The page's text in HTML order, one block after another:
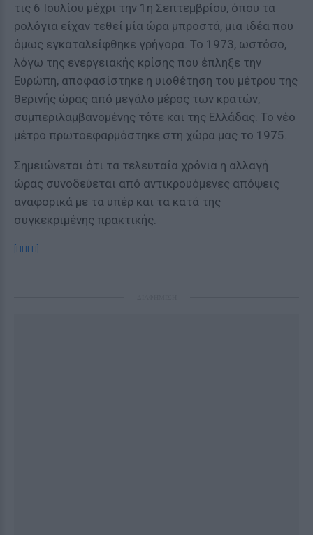
τις 6 Ιουλίου μέχρι την 1η Σεπτεμβρίου, όπου τα
ρολόγια είχαν τεθεί μία ώρα μπροστά, μια ιδέα που
όμως εγκαταλείφθηκε γρήγορα. Το 1973, ωστόσο,
λόγω της ενεργειακής κρίσης που έπληξε την
Ευρώπη, αποφασίστηκε η υιοθέτηση του μέτρου της
θερινής ώρας από μεγάλο μέρος των κρατών,
συμπεριλαμβανομένης τότε και της Ελλάδας. Το νέο
μέτρο πρωτοεφαρμόστηκε στη χώρα μας το 1975.
Σημειώνεται ότι τα τελευταία χρόνια η αλλαγή
ώρας συνοδεύεται από αντικρουόμενες απόψεις
αναφορικά με τα υπέρ και τα κατά της
συγκεκριμένης πρακτικής.
[ΠΗΓΗ]